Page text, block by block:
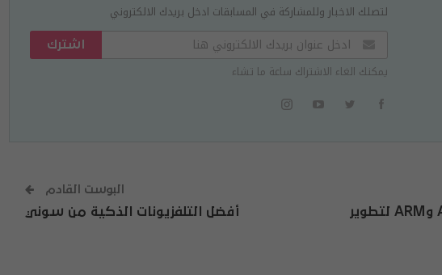
لتصلك الاخبار وللمشاركة في المسابقات ادخل بريدك الالكتروني
اشترك
يمكنك الغاء الاشتراك ساعة ما تشاء
سامسونغ تتعاون مع AMD وARM لتطوير
البوست القادم
أفضل التلفزيونات الذكية من سوني